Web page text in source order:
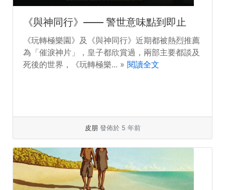
《與神同行》—— 警世意味點到即止
《玩轉極樂園》及《與神同行》近期都被熱烈推薦
為「催淚神片」，皇子都欣賞過，兩部主要都談及
死後的世界，《玩轉極樂... » 閱讀全文
皮朋 發佈於 5 年前